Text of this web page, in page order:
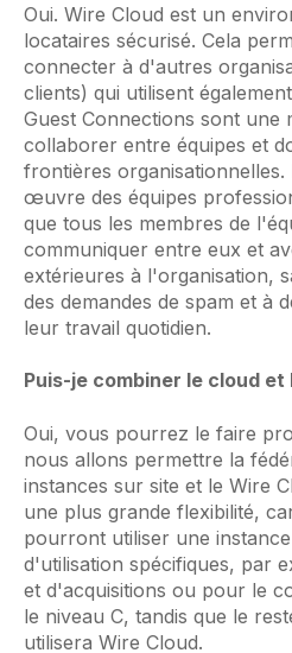
Oui. Wire Cloud est un
locataires sécurisé. Cela
connecter à d'autres
clients) qui utilisent
Guest Connections sont une
collaborer entre équipes et
frontières
œuvre des équipes
que tous les membres de
communiquer entre eux et
extérieures à l'organisation,
des demandes de spam et à
leur travail quotidien.
Puis-je combiner le cloud et
Oui, vous pourrez le faire
nous allons permettre la
instances sur site et le Wire
une plus grande flexibilité,
pourront utiliser une
d'utilisation spécifiques, par
et d'acquisitions ou pour le
le niveau C, tandis que le
utilisera Wire Cloud.